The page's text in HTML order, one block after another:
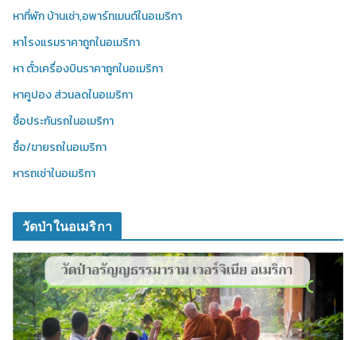
หาที่พัก บ้านเช่า,อพาร์ทเมนต์ในอเมริกา
หาโรงแรมราคาถูกในอเมริกา
หา ตั๋วเครื่องบินราคาถูกในอเมริกา
หาคูปอง ส่วนลดในอเมริกา
ซื้อประกันรถในอเมริกา
ซื้อ/ขายรถในอเมริกา
หารถเช่าในอเมริกา
วัดป่าในอเมริกา